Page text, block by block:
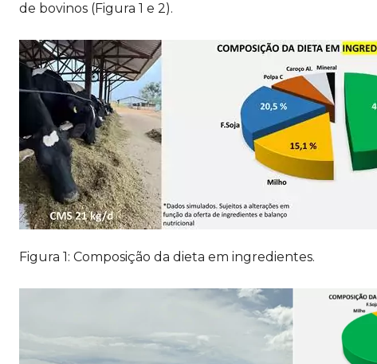
de bovinos (Figura 1 e 2).
Figura 1: Composição da dieta em ingredientes.